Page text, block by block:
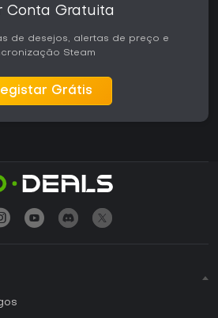
Conta Gratuita
de desejos, alertas de preço e
Steam
Grátis